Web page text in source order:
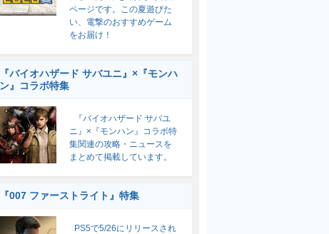
ページです。この夏遊びた
い、電撃のおすすめゲーム
をお届け！
『バイオハザード サバユニ』×『モンハ
ン』コラボ特集
『バイオハザード サバユ
ニ』×『モンハン』コラボ特
集関連の攻略・ニュースを
まとめて掲載しています。
『007 ファーストライト』特集
PS5で5/26にリリースされ